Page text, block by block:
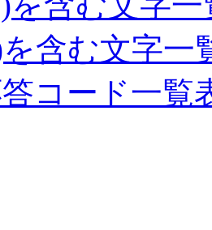
含む文字一
コード一覧